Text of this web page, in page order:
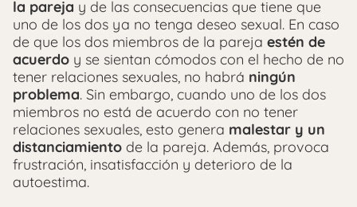
la pareja y de las consecuencias que tiene que
uno de los dos ya no tenga deseo sexual. En caso
de que los dos miembros de la pareja estén de
acuerdo y se sientan cómodos con el hecho de no
tener relaciones sexuales, no habrá ningún
problema. Sin embargo, cuando uno de los dos
miembros no está de acuerdo con no tener
relaciones sexuales, esto genera malestar y un
distanciamiento de la pareja. Además, provoca
frustración, insatisfacción y deterioro de la
autoestima.